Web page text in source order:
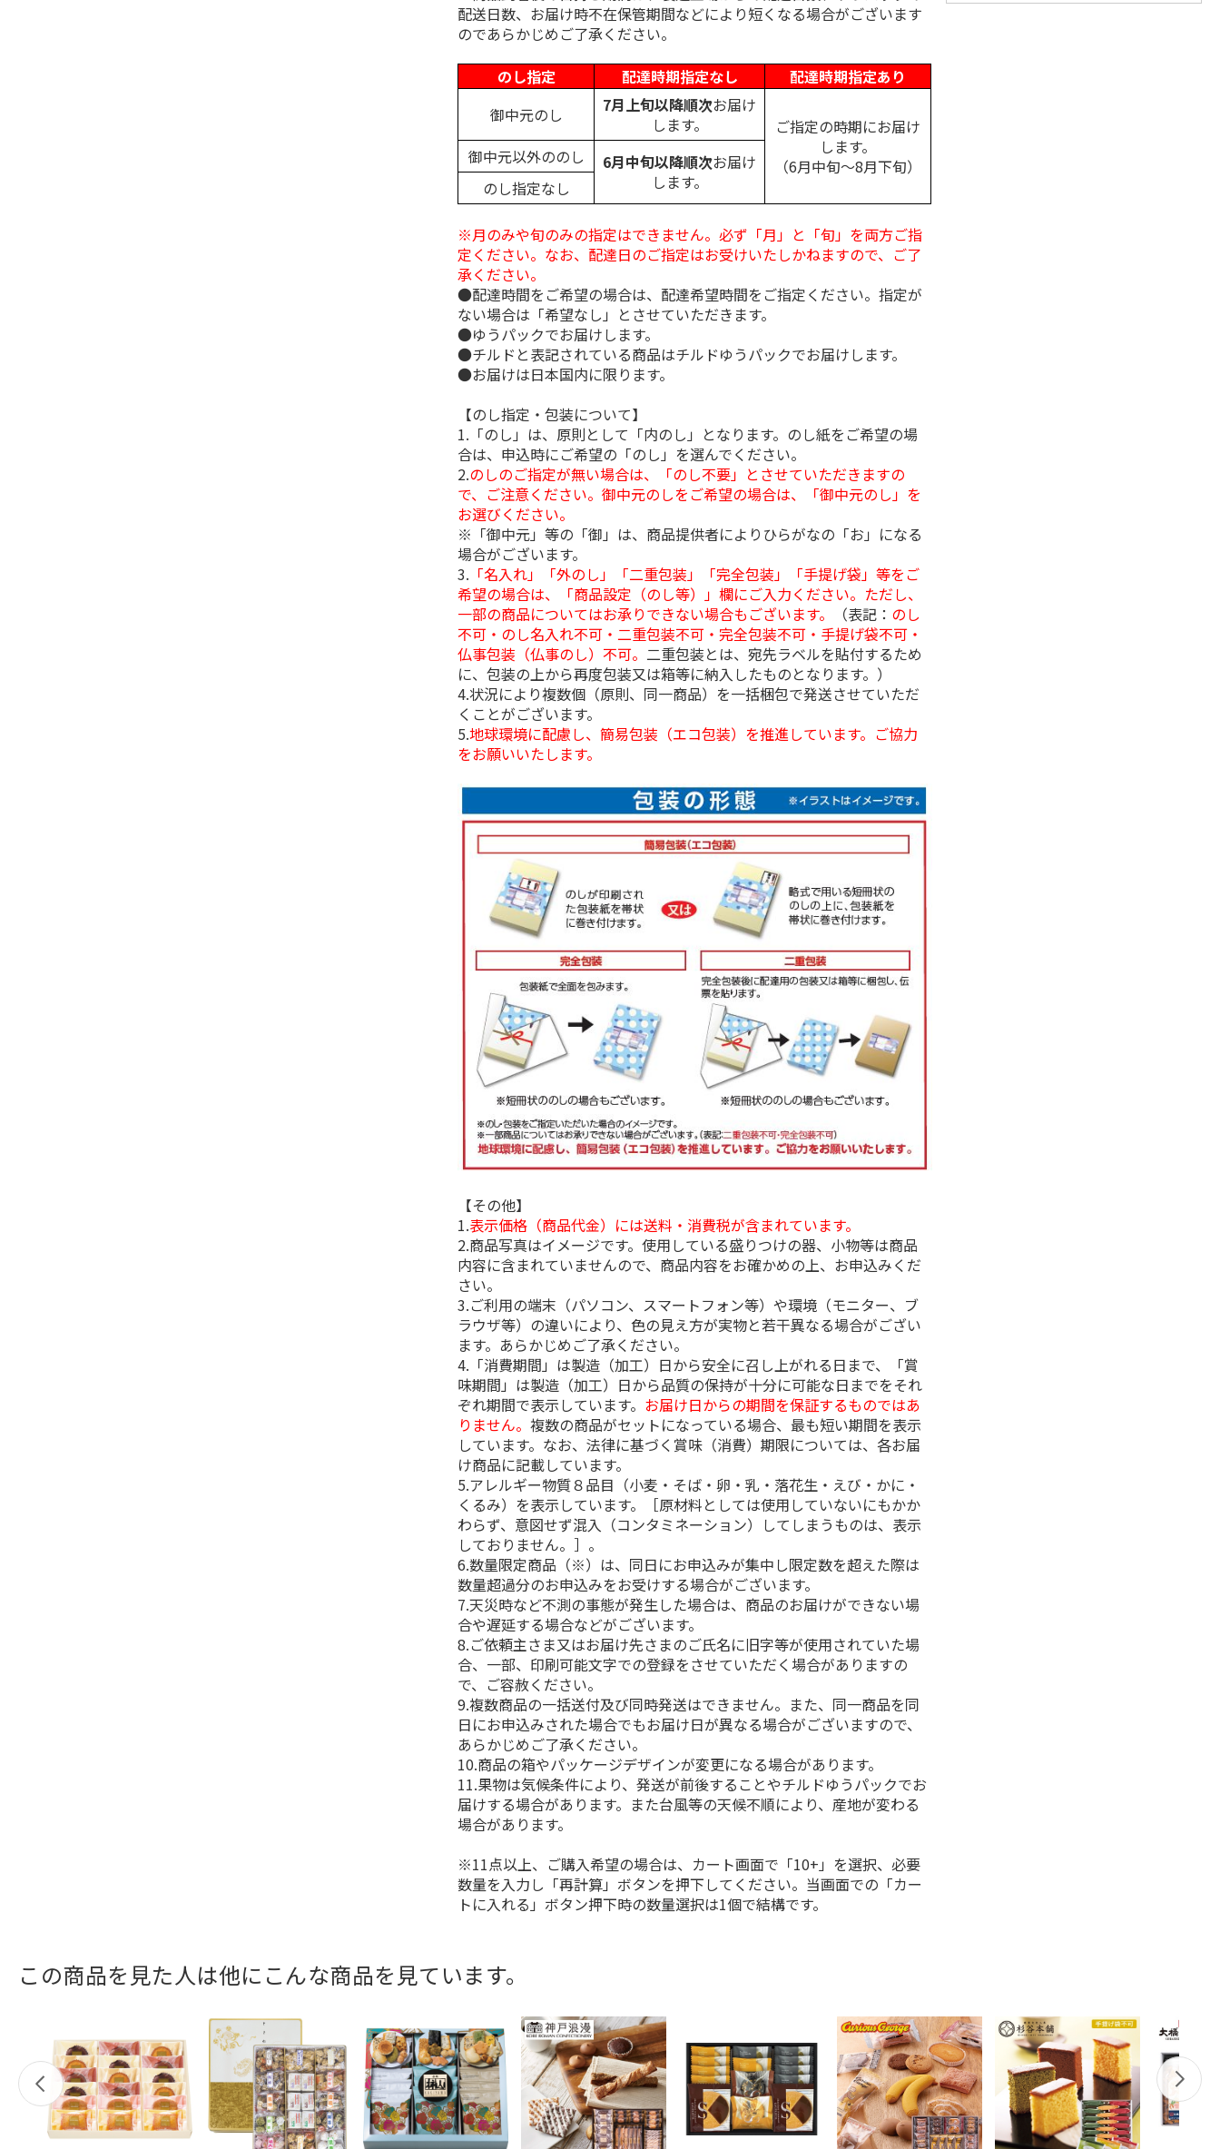
配送日数、お届け時不在保管期間などにより短くなる場合がございます
のであらかじめご了承ください。
のし指定
配達時期指定なし
配達時期指定あり
御中元のし
7月上旬以降順次お届け
します。
ご指定の時期にお届け
します。
（6月中旬～8月下旬）
御中元以外ののし 6月中旬以降順次お届け
します。
のし指定なし
※月のみや旬のみの指定はできません。必ず「月」と「旬」を両方ご指
定ください。なお、配達日のご指定はお受けいたしかねますので、ご了
承ください。
●配達時間をご希望の場合は、配達希望時間をご指定ください。指定が
ない場合は「希望なし」とさせていただきます。
●ゆうパックでお届けします。
●チルドと表記されている商品はチルドゆうパックでお届けします。
●お届けは日本国内に限ります。
【のし指定・包装について】
1.「のし」は、原則として「内のし」となります。のし紙をご希望の場
合は、申込時にご希望の「のし」を選んでください。
2.のしのご指定が無い場合は、「のし不要」とさせていただきますの
で、ご注意ください。御中元のしをご希望の場合は、「御中元のし」を
お選びください。
※「御中元」等の「御」は、商品提供者によりひらがなの「お」になる
場合がございます。
3. 「名入れ」「外のし」「二重包装」「完全包装」「手提げ袋」等をご
希望の場合は、「商品設定（のし等）」欄にご入力ください。ただし、
一部の商品についてはお承りできない場合もございます。
（表記： のし
不可・のし名入れ不可・二重包装不可・完全包装不可・手提げ袋不可・
仏事包装（仏事のし）不可。 二重包装とは、宛先ラベルを貼付するため
に、包装の上から再度包装又は箱等に納入したものとなります。）
4.状況により複数個（原則、同一商品）を一括梱包で発送させていただ
くことがございます。
5.地球環境に配慮し、簡易包装（エコ包装）を推進しています。ご協力
をお願いいたします。
【その他】
1.表示価格（商品代金）には送料・消費税が含まれています。
2.商品写真はイメージです。使用している盛りつけの器、小物等は商品
内容に含まれていませんので、商品内容をお確かめの上、お申込みくだ
さい。
3.ご利用の端末（パソコン、スマートフォン等）や環境（モニター、ブ
ラウザ等）の違いにより、色の見え方が実物と若干異なる場合がござい
ます。あらかじめご了承ください。
4.「消費期間」は製造（加工）日から安全に召し上がれる日まで、「賞
味期間」は製造（加工）日から品質の保持が十分に可能な日までをそれ
ぞれ期間で表示しています。 お届け日からの期間を保証するものではあ
りません。複数の商品がセットになっている場合、最も短い期間を表示
しています。なお、法律に基づく賞味（消費）期限については、各お届
け商品に記載しています。
5.アレルギー物質８品目（小麦・そば・卵・乳・落花生・えび・かに・
くるみ）を表示しています。［原材料としては使用していないにもかか
わらず、意図せず混入（コンタミネーション）してしまうものは、表示
しておりません。］。
6.数量限定商品（※）は、同日にお申込みが集中し限定数を超えた際は
数量超過分のお申込みをお受けする場合がございます。
7.天災時など不測の事態が発生した場合は、商品のお届けができない場
合や遅延する場合などがございます。
8.ご依頼主さま又はお届け先さまのご氏名に旧字等が使用されていた場
合、一部、印刷可能文字での登録をさせていただく場合がありますの
で、ご容赦ください。
9.複数商品の一括送付及び同時発送はできません。また、同一商品を同
日にお申込みされた場合でもお届け日が異なる場合がございますので、
あらかじめご了承ください。
10.商品の箱やパッケージデザインが変更になる場合があります。
11.果物は気候条件により、発送が前後することやチルドゆうパックでお
届けする場合があります。また台風等の天候不順により、産地が変わる
場合があります。
※11点以上、ご購入希望の場合は、カート画面で「10+」を選択、必要
数量を入力し「再計算」ボタンを押下してください。当画面での「カー
トに入れる」ボタン押下時の数量選択は1個で結構です。
この商品を見た人は他にこんな商品を見ています。